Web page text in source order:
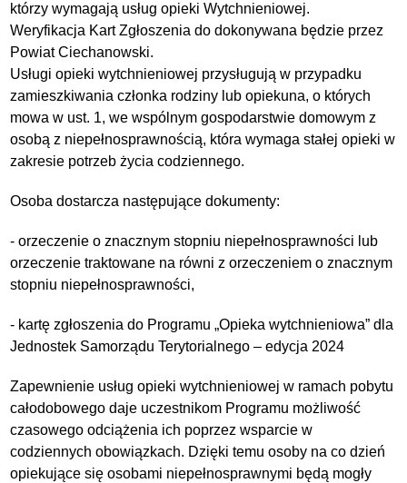
którzy wymagają usług opieki Wytchnieniowej.
Weryfikacja Kart Zgłoszenia do dokonywana będzie przez
Powiat Ciechanowski.
Usługi opieki wytchnieniowej przysługują w przypadku
zamieszkiwania członka rodziny lub opiekuna, o których
mowa w ust. 1, we wspólnym gospodarstwie domowym z
osobą z niepełnosprawnością, która wymaga stałej opieki w
zakresie potrzeb życia codziennego.
Osoba dostarcza następujące dokumenty:
- orzeczenie o znacznym stopniu niepełnosprawności lub
orzeczenie traktowane na równi z orzeczeniem o znacznym
stopniu niepełnosprawności,
- kartę zgłoszenia do Programu „Opieka wytchnieniowa” dla
Jednostek Samorządu Terytorialnego – edycja 2024
Zapewnienie usług opieki wytchnieniowej w ramach pobytu
całodobowego daje uczestnikom Programu możliwość
czasowego odciążenia ich poprzez wsparcie w
codziennych obowiązkach. Dzięki temu osoby na co dzień
opiekujące się osobami niepełnosprawnymi będą mogły